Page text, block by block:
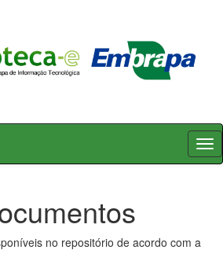
no repositório de acordo com a